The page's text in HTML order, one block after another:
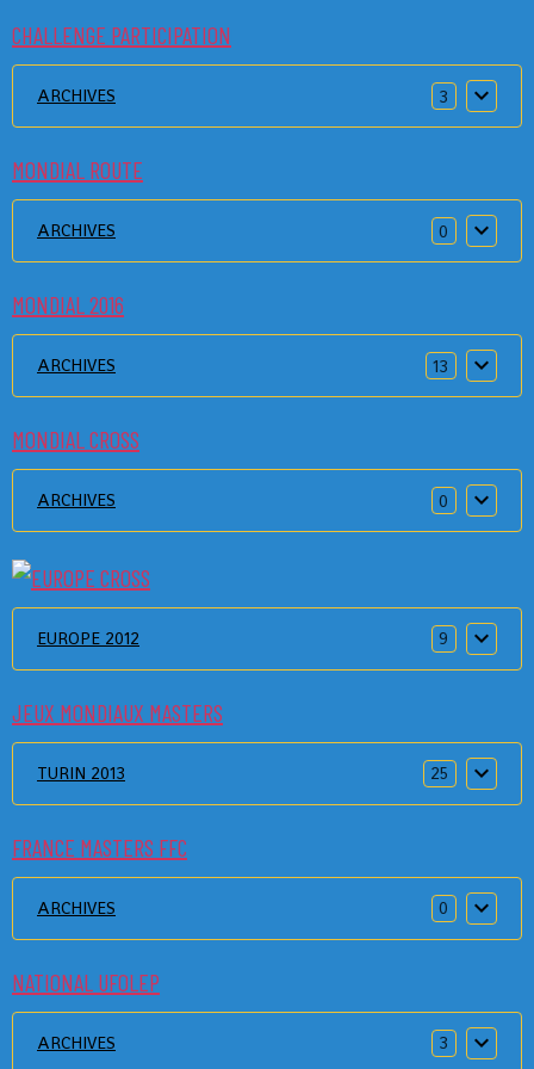
CHALLENGE PARTICIPATION
ARCHIVES 3
MONDIAL ROUTE
ARCHIVES 0
MONDIAL 2016
ARCHIVES 13
MONDIAL CROSS
ARCHIVES 0
EUROPE 2012 9
JEUX MONDIAUX MASTERS
TURIN 2013 25
FRANCE MASTERS FFC
ARCHIVES 0
NATIONAL UFOLEP
ARCHIVES 3